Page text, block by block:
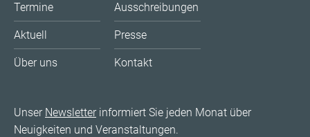
Termine
Aktuell
Über uns
Ausschreibungen
Presse
Kontakt
Unser Newsletterinformiert Sie jeden Monat über
Neuigkeiten und Veranstaltungen.